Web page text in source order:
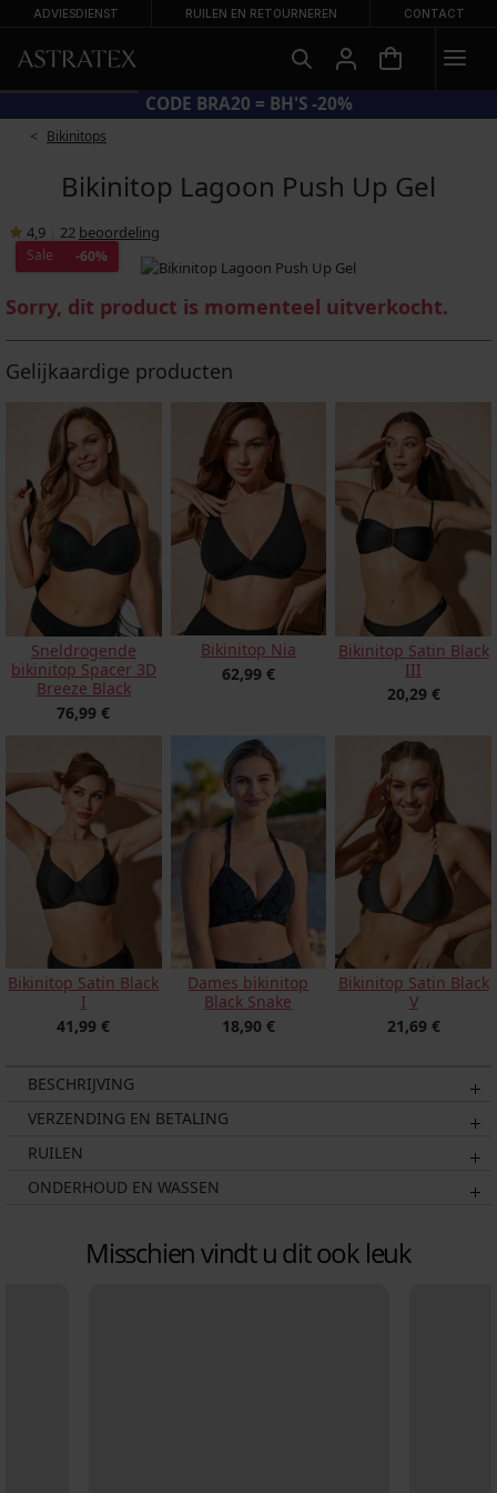
ADVIESDIENST RUILEN EN RETOURNEREN CONTACT
CODE BRA20 = BH'S -20%
Bikinitops
Bikinitop Lagoon Push Up Gel
4,9 22 beoordeling
Sale -60%
Sorry, dit product is momenteel uitverkocht.
Gelijkaardige producten
Sneldrogende
bikinitop Spacer 3D
Breeze Black
76,99 €
Bikinitop Nia
62,99 €
Bikinitop Satin Black
III
20,29 €
Bikinitop Satin Black
I
41,99 €
Dames bikinitop
Black Snake
18,90 €
Bikinitop Satin Black
V
21,69 €
BESCHRIJVING
VERZENDING EN BETALING
RUILEN
ONDERHOUD EN WASSEN
Misschien vindt u dit ook leuk